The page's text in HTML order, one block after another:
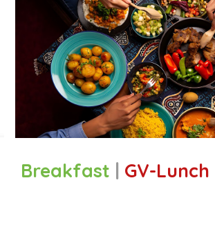
Breakfast | GV-Lunch